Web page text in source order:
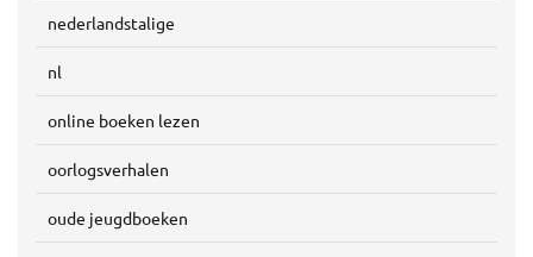
nederlandstalige
nl
online boeken lezen
oorlogsverhalen
oude jeugdboeken